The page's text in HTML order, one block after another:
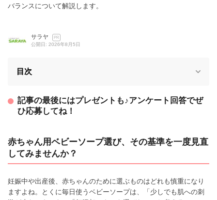
バランスについて解説します。
サラヤ PR
公開日: 2026年8月5日
目次
記事の最後にはプレゼントも♪アンケート回答でぜ
ひ応募してね！
赤ちゃん用ベビーソープ選び、その基準を一度見直
してみませんか？
妊娠中や出産後、赤ちゃんのために選ぶものはどれも慎重になり
ますよね。とくに毎日使うベビーソープは、「少しでも肌への刺